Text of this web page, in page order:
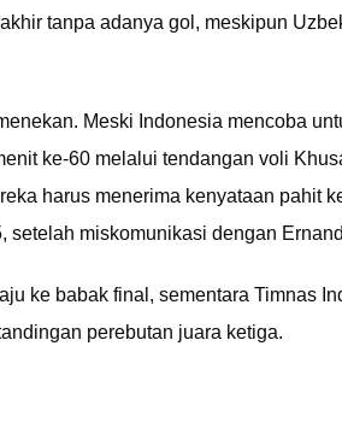
tanpa adanya gol, meskipun
Meski Indonesia mencoba
ke-60 melalui tendangan voli
harus menerima kenyataan pahit
setelah miskomunikasi dengan
ke babak final, sementara Timnas
perebutan juara ketiga.